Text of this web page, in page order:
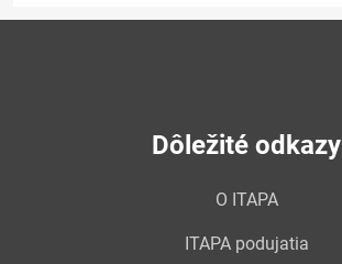
Dôležité odkazy
O ITAPA
ITAPA podujatia